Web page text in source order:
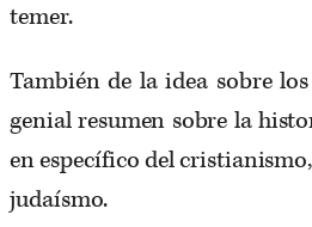
temer.
También de la idea sobre
genial resumen sobre la
en específico del
judaísmo.